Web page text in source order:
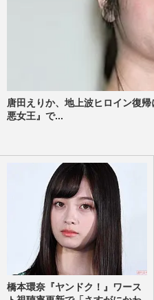
唐田えりか、地上波ヒロイン復
悪女王』で...
橋本環奈『ヤンドク！』ワース